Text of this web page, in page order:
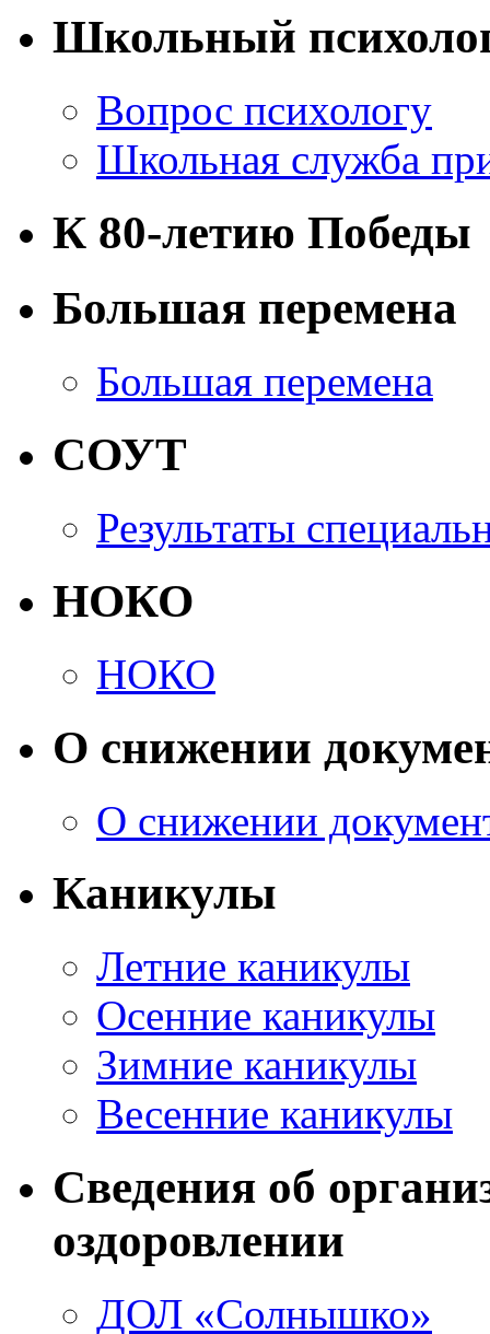
Школьный
Вопрос психологу
Школьная служба
К 80-летию Победы
Большая перемена
Большая перемена
СОУТ
Результаты
НОКО
НОКО
О снижении
О снижении
Каникулы
Летние каникулы
Осенние каникулы
Зимние каникулы
Весенние каникулы
Сведения об
оздоровлении
ДОЛ «Солнышко»